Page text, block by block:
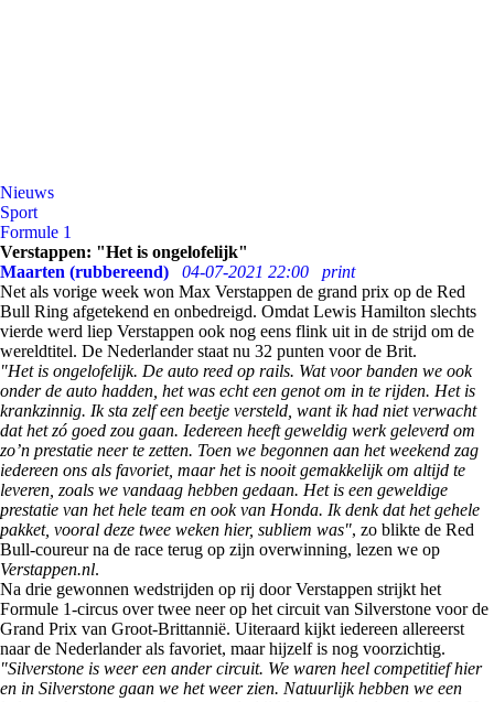
Nieuws
Sport
Formule 1
Verstappen: "Het is ongelofelijk"
Maarten (rubbereend)
04-07-2021 22:00
print
Net als vorige week won Max Verstappen de grand prix op de Red
Bull Ring afgetekend en onbedreigd. Omdat Lewis Hamilton slechts
vierde werd liep Verstappen ook nog eens flink uit in de strijd om de
wereldtitel. De Nederlander staat nu 32 punten voor de Brit.
"Het is ongelofelijk. De auto reed op rails. Wat voor banden we ook
onder de auto hadden, het was echt een genot om in te rijden. Het is
krankzinnig. Ik sta zelf een beetje versteld, want ik had niet verwacht
dat het zó goed zou gaan. Iedereen heeft geweldig werk geleverd om
zo’n prestatie neer te zetten. Toen we begonnen aan het weekend zag
iedereen ons als favoriet, maar het is nooit gemakkelijk om altijd te
leveren, zoals we vandaag hebben gedaan. Het is een geweldige
prestatie van het hele team en ook van Honda. Ik denk dat het gehele
pakket, vooral deze twee weken hier, subliem was", zo blikte de Red
Bull-coureur na de race terug op zijn overwinning, lezen we op
Verstappen.nl.
Na drie gewonnen wedstrijden op rij door Verstappen strijkt het
Formule 1-circus over twee neer op het circuit van Silverstone voor de
Grand Prix van Groot-Brittannië. Uiteraard kijkt iedereen allereerst
naar de Nederlander als favoriet, maar hijzelf is nog voorzichtig.
"Silverstone is weer een ander circuit. We waren heel competitief hier
en in Silverstone gaan we het weer zien. Natuurlijk hebben we een